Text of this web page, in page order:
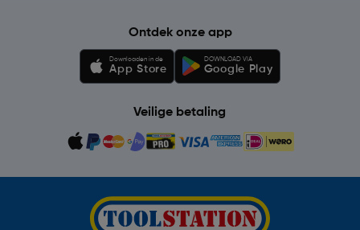
Ontdek onze app
Downloaden in de
App Store
DOWNLOAD VIA
Google Play
Veilige betaling